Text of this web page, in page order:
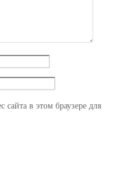
в этом браузере для